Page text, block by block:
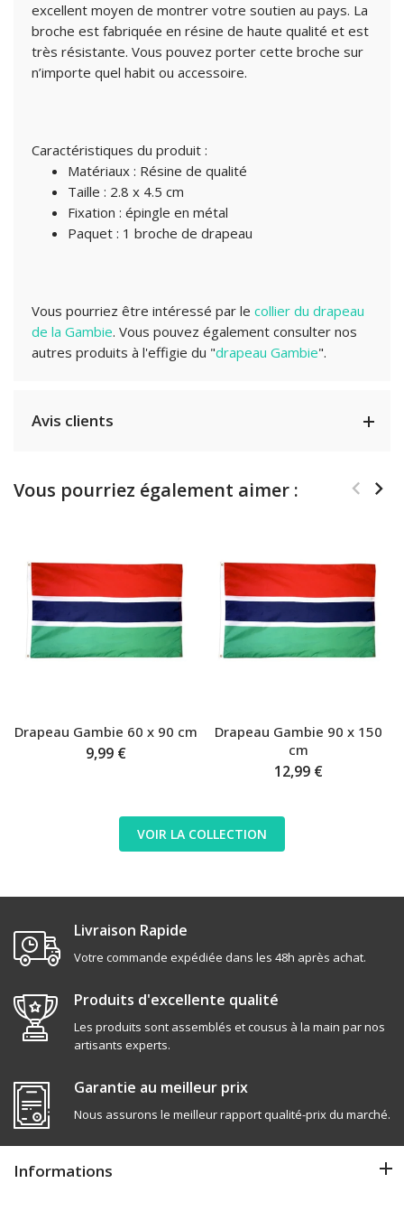
excellent moyen de montrer votre soutien au pays. La
broche est fabriquée en résine de haute qualité et est
très résistante. Vous pouvez porter cette broche sur
n’importe quel habit ou accessoire.
Caractéristiques du produit :
Matériaux : Résine de qualité
Taille : 2.8 x 4.5 cm
Fixation : épingle en métal
Paquet : 1 broche de drapeau
Vous pourriez être intéressé par le collier du drapeau
de la Gambie. Vous pouvez également consulter nos
autres produits à l'effigie du "drapeau Gambie".
Avis clients
Vous pourriez également aimer :
Drapeau Gambie 60 x 90 cm
9,99 €
Drapeau Gambie 90 x 150
cm
12,99 €
VOIR LA COLLECTION
Livraison Rapide
Votre commande expédiée dans les 48h après achat.
Produits d'excellente qualité
Les produits sont assemblés et cousus à la main par nos
artisants experts.
Garantie au meilleur prix
Nous assurons le meilleur rapport qualité-prix du marché.
Informations